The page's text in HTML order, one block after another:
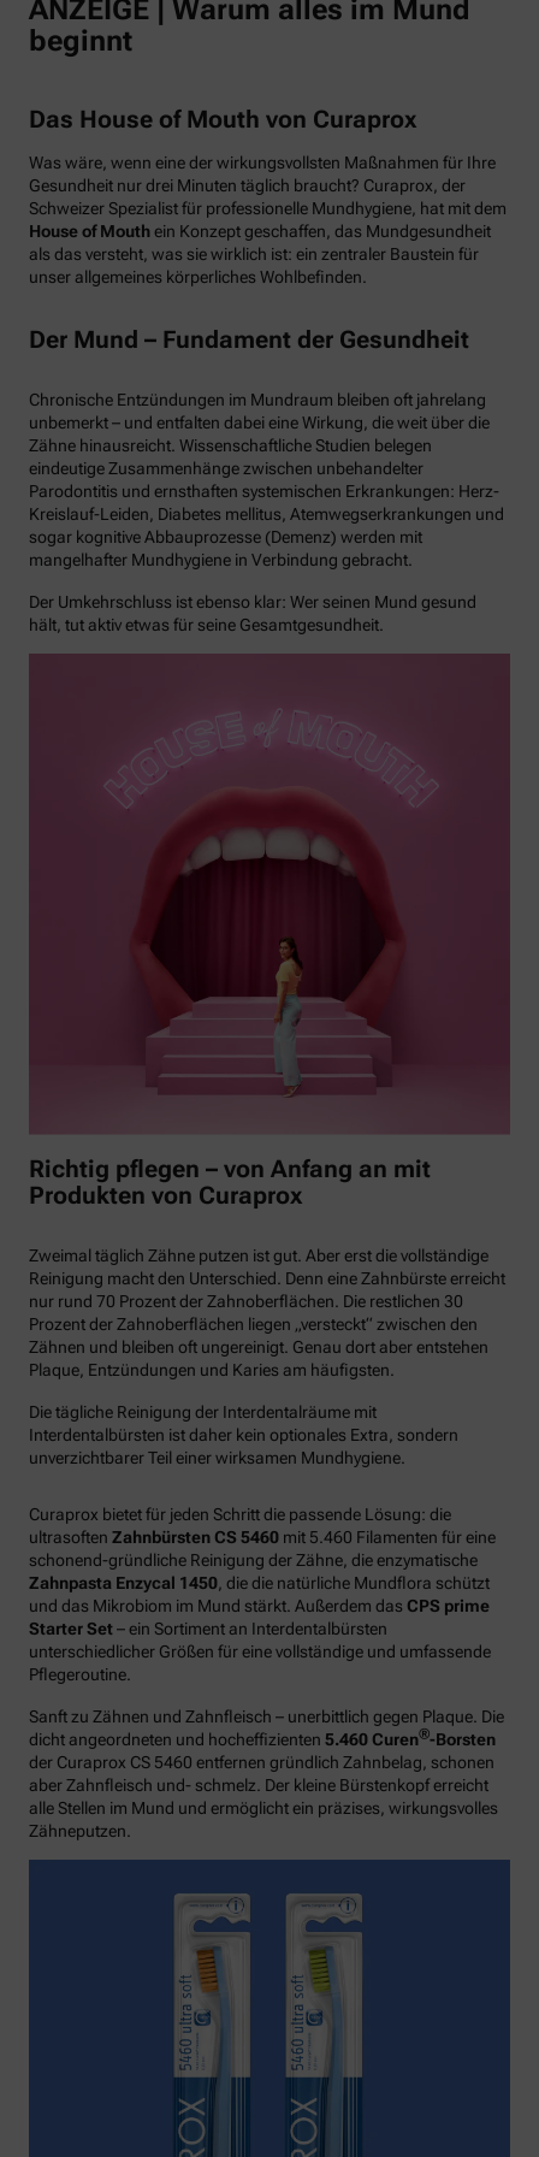
ANZEIGE | Warum alles im Mund
beginnt
Das House of Mouth von Curaprox
Was wäre, wenn eine der wirkungsvollsten Maßnahmen für Ihre
Gesundheit nur drei Minuten täglich braucht? Curaprox, der
Schweizer Spezialist für professionelle Mundhygiene, hat mit dem
House of Mouthein Konzept geschaffen, das Mundgesundheit
als das versteht, was sie wirklich ist: ein zentraler Baustein für
unser allgemeines körperliches Wohlbefinden.
Der Mund – Fundament der Gesundheit
Chronische Entzündungen im Mundraum bleiben oft jahrelang
unbemerkt – und entfalten dabei eine Wirkung, die weit über die
Zähne hinausreicht. Wissenschaftliche Studien belegen
eindeutige Zusammenhänge zwischen unbehandelter
Parodontitis und ernsthaften systemischen Erkrankungen: Herz-
Kreislauf-Leiden, Diabetes mellitus, Atemwegserkrankungen und
sogar kognitive Abbauprozesse (Demenz) werden mit
mangelhafter Mundhygiene in Verbindung gebracht.
Der Umkehrschluss ist ebenso klar: Wer seinen Mund gesund
hält, tut aktiv etwas für seine Gesamtgesundheit.
Richtig pflegen – von Anfang an mit
Produkten von Curaprox
Zweimal täglich Zähne putzen ist gut. Aber erst die vollständige
Reinigung macht den Unterschied. Denn eine Zahnbürste erreicht
nur rund 70 Prozent der Zahnoberflächen. Die restlichen 30
Prozent der Zahnoberflächen liegen „versteckt“ zwischen den
Zähnen und bleiben oft ungereinigt. Genau dort aber entstehen
Plaque, Entzündungen und Karies am häufigsten.
Die tägliche Reinigung der Interdentalräume mit
Interdentalbürsten ist daher kein optionales Extra, sondern
unverzichtbarer Teil einer wirksamen Mundhygiene.
Curaprox bietet für jeden Schritt die passende Lösung: die
ultrasoften Zahnbürsten CS 5460 mit 5.460 Filamenten für eine
schonend-gründliche Reinigung der Zähne, die enzymatische
Zahnpasta Enzycal 1450, die die natürliche Mundflora schützt
und das Mikrobiom im Mund stärkt. Außerdem das CPS prime
Starter Set– ein Sortiment an Interdentalbürsten
unterschiedlicher Größen für eine vollständige und umfassende
Pflegeroutine.
Sanft zu Zähnen und Zahnfleisch – unerbittlich gegen Plaque. Die
dicht angeordneten und hocheffizienten 5.460 Curen®-Borsten
der Curaprox CS 5460 entfernen gründlich Zahnbelag, schonen
aber Zahnfleisch und- schmelz. Der kleine Bürstenkopf erreicht
alle Stellen im Mund und ermöglicht ein präzises, wirkungsvolles
Zähneputzen.